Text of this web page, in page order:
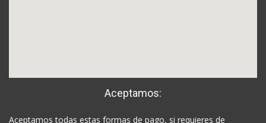
Aceptamos:
Aceptamos todas estas formas de pago, si requieres de